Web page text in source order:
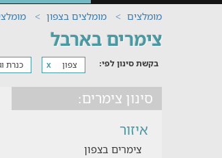
מומלצים מומלצים בצפון
צימרים בארבל
בקשת סינון לפי: x צפון כנרת
סינון צימרים:
איזור
צימרים בצפון